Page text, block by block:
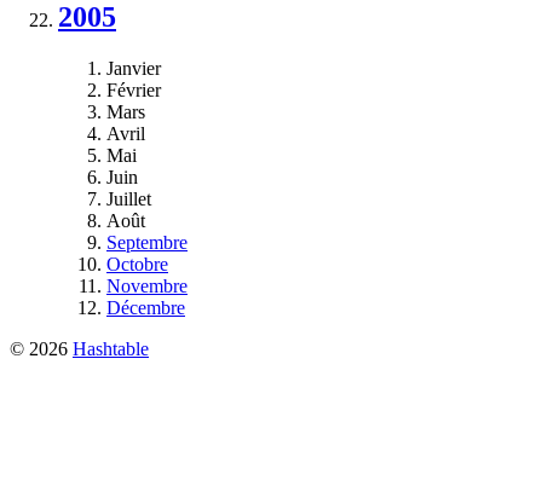
2005
Janvier
Février
Mars
Avril
Mai
Juin
Juillet
Août
Septembre
Octobre
Novembre
Décembre
© 2026 Hashtable